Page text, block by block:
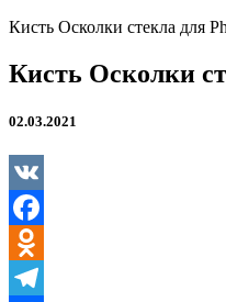
Кисть Осколки стекла для
Кисть Осколки
02.03.2021
VK
Facebook
Odnoklassniki